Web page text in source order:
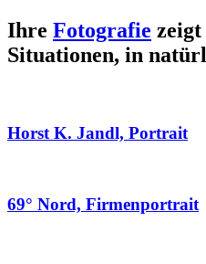
Ihre Fotografie zeigt
Situationen, in
Horst K. Jandl, Portrait
69° Nord, Firmenportrait